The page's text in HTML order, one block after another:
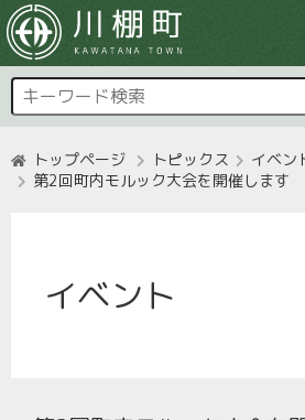
トップページ トピックス
イベン
第2回町内モルック大会を開催します
イベント